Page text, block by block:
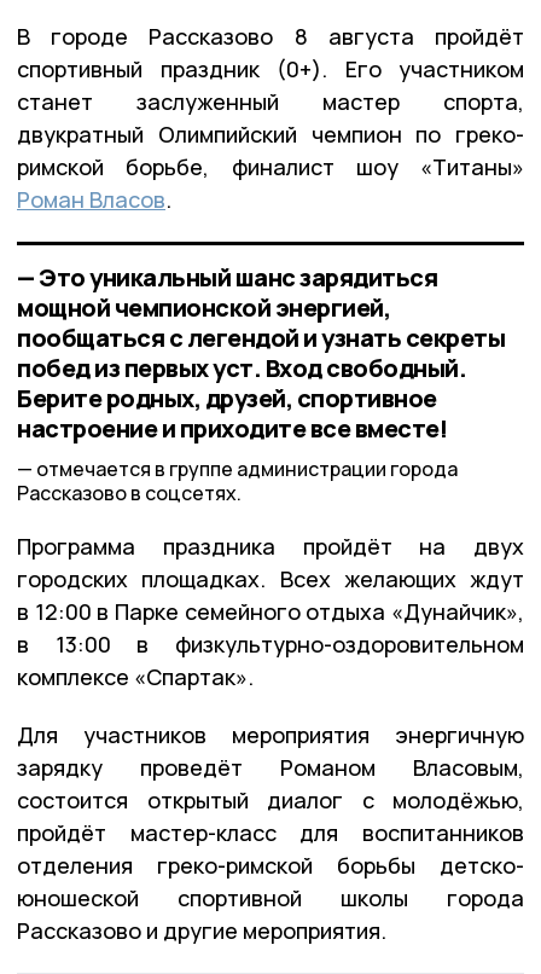
В городе Рассказово ​8 августа пройдёт
спортивный праздник (0+). Его участником
станет заслуженный мастер спорта,
двукратный Олимпийский чемпион по греко-
римской борьбе, финалист шоу «Титаны»
Роман Власов.
— Это уникальный шанс зарядиться
мощной чемпионской энергией,
пообщаться с легендой и узнать секреты
побед из первых уст. Вход свободный.
Берите родных, друзей, спортивное
настроение и приходите все вместе!
отмечается в группе администрации города
Рассказово в соцсетях.
Программа праздника пройдёт на двух
городских площадках. Всех желающих ждут
в 12:00 в Парке семейного отдыха «Дунайчик»,
в 13:00 в физкультурно-оздоровительном
комплексе «Спартак».
Для участников мероприятия энергичную
зарядку проведёт Романом Власовым,
состоится открытый диалог с молодёжью,
пройдёт мастер-класс для воспитанников
отделения греко-римской борьбы детско-
юношеской спортивной школы города
Рассказово и другие мероприятия.